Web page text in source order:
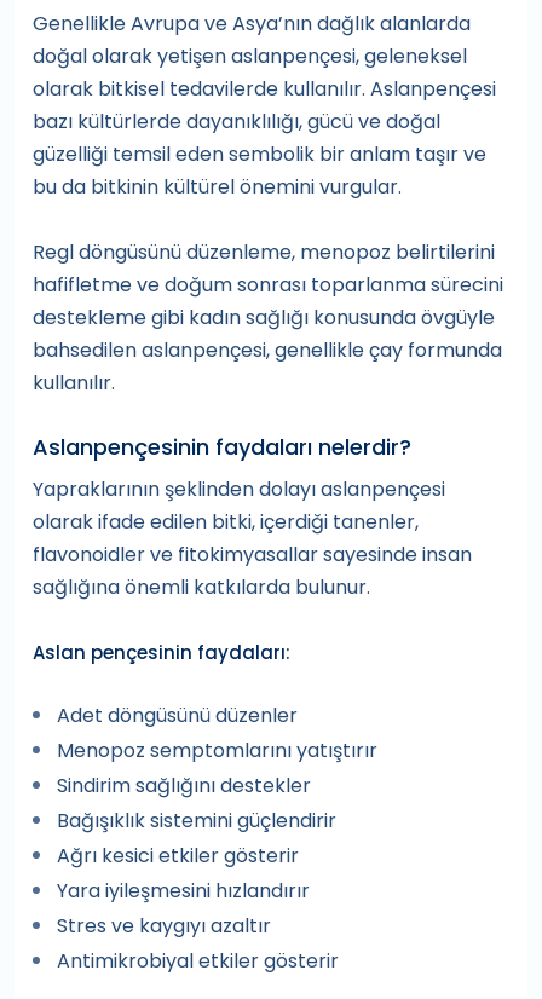
Genellikle Avrupa ve Asya’nın dağlık alanlarda
doğal olarak yetişen aslanpençesi, geleneksel
olarak bitkisel tedavilerde kullanılır. Aslanpençesi
bazı kültürlerde dayanıklılığı, gücü ve doğal
güzelliği temsil eden sembolik bir anlam taşır ve
bu da bitkinin kültürel önemini vurgular.
Regl döngüsünü düzenleme, menopoz belirtilerini
hafifletme ve doğum sonrası toparlanma sürecini
destekleme gibi kadın sağlığı konusunda övgüyle
bahsedilen aslanpençesi, genellikle çay formunda
kullanılır.
Aslanpençesinin faydaları nelerdir?
Yapraklarının şeklinden dolayı aslanpençesi
olarak ifade edilen bitki, içerdiği tanenler,
flavonoidler ve fitokimyasallar sayesinde insan
sağlığına önemli katkılarda bulunur.
Aslan pençesinin faydaları:
Adet döngüsünü düzenler
Menopoz semptomlarını yatıştırır
Sindirim sağlığını destekler
Bağışıklık sistemini güçlendirir
Ağrı kesici etkiler gösterir
Yara iyileşmesini hızlandırır
Stres ve kaygıyı azaltır
Antimikrobiyal etkiler gösterir